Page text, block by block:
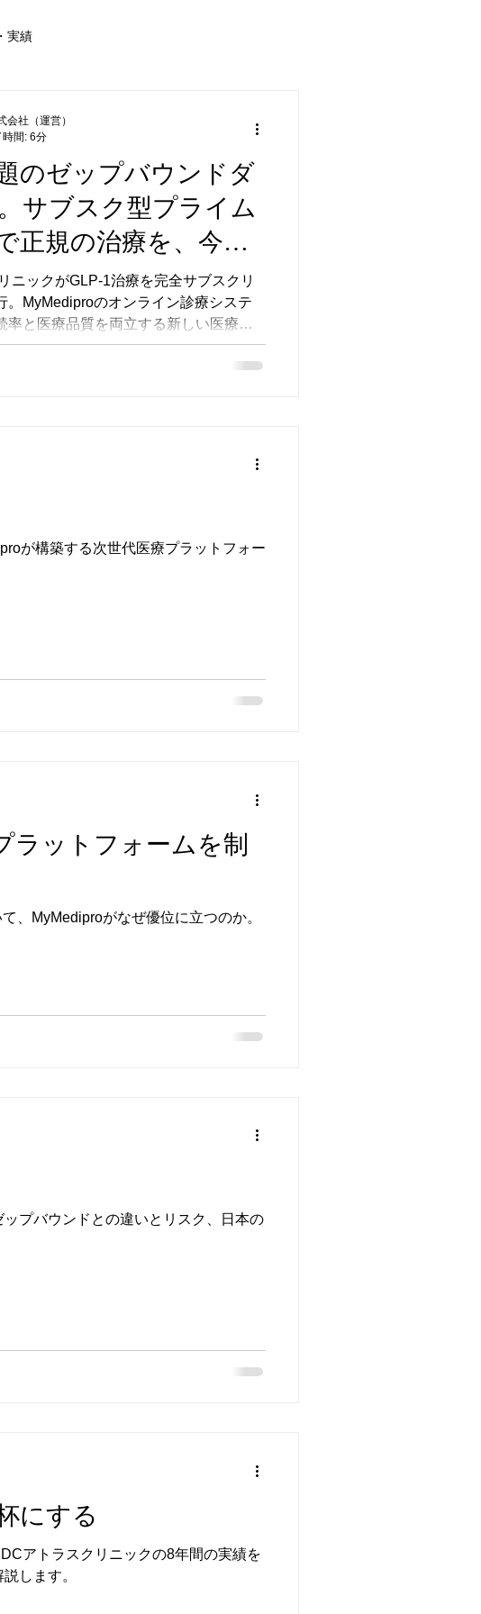
実績
のゼップバウンドダ
サブスク型プライム
正規の治療を、今す
んか？
ニックがGLP-1治療を完全サブスクリ
。MyMediproのオンライン診療システ
率と医療品質を両立する新しい医療モ
。
会社（運営）
時間: 6分
が構築する次世代医療プラットフォー
ラットフォームを制
、MyMediproがなぜ優位に立つのか。
プバウンドとの違いとリスク、日本の
にする
アトラスクリニックの8年間の実績を
します。